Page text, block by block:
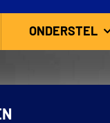
ONDERSTEL